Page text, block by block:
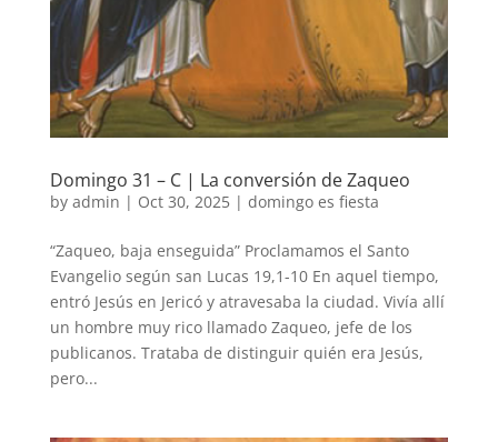
Domingo 31 – C | La conversión de Zaqueo
by admin | Oct 30, 2025| domingo es fiesta
“Zaqueo, baja enseguida” Proclamamos el Santo
Evangelio según san Lucas 19,1-10 En aquel tiempo,
entró Jesús en Jericó y atravesaba la ciudad. Vivía allí
un hombre muy rico llamado Zaqueo, jefe de los
publicanos. Trataba de distinguir quién era Jesús,
pero...